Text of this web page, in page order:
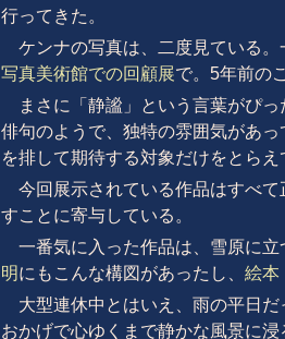
行ってきた。
ケンナの写真は、二度見ている。
写真美術館での回顧展で。5年前の
まさに「静謐」という言葉がぴ
俳句のようで、独特の雰囲気があ
を排して期待する対象だけをとらえ
今回展示されている作品はすべ
すことに寄与している。
一番気に入った作品は、雪原に立
明にもこんな構図があったし、 絵本
大型連休中とはいえ、雨の平日
おかげで心ゆくまで静かな風景に浸